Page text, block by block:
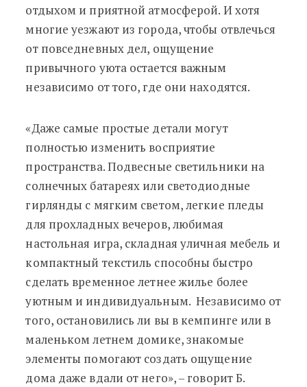
отдыхом и приятной атмосферой. И хотя
многие уезжают из города, чтобы отвлечься
от повседневных дел, ощущение
привычного уюта остается важным
независимо от того, где они находятся.
«Даже самые простые детали могут
полностью изменить восприятие
пространства. Подвесные светильники на
солнечных батареях или светодиодные
гирлянды с мягким светом, легкие пледы
для прохладных вечеров, любимая
настольная игра, складная уличная мебель и
компактный текстиль способны быстро
сделать временное летнее жилье более
уютным и индивидуальным. Независимо от
того, остановились ли вы в кемпинге или в
маленьком летнем домике, знакомые
элементы помогают создать ощущение
дома даже вдали от него», – говорит Б.